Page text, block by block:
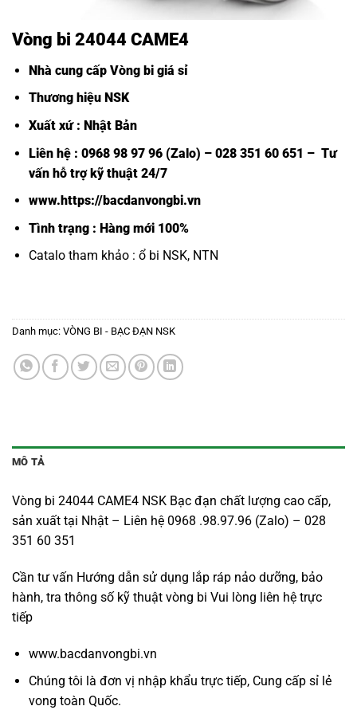
Vòng bi 24044 CAME4
Nhà cung cấp Vòng bi giá sỉ
Thương hiệu NSK
Xuất xứ : Nhật Bản
Liên hệ : 0968 98 97 96 (Zalo) – 028 351 60 651 – Tư
vấn hỗ trợ kỹ thuật 24/7
www.https://bacdanvongbi.vn
Tình trạng : Hàng mới 100%
Catalo tham khảo : ổ bi NSK, NTN
Danh mục: VÒNG BI - BẠC ĐẠN NSK
MÔ TẢ
Vòng bi 24044 CAME4 NSK Bạc đạn chất lượng cao cấp,
sản xuất tại Nhật – Liên hệ 0968 .98.97.96 (Zalo) – 028
351 60 351
Cần tư vấn Hướng dẫn sử dụng lắp ráp nảo dưỡng, bảo
hành, tra thông số kỹ thuật vòng bi Vui lòng liên hệ trực
tiếp
www.bacdanvongbi.vn
Chúng tôi là đơn vị nhập khẩu trực tiếp, Cung cấp sỉ lẻ
vong toàn Quốc.